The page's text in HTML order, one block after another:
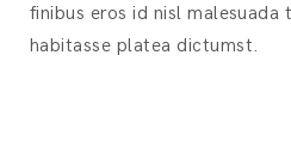
finibus eros id nisl malesuada
habitasse platea dictumst.